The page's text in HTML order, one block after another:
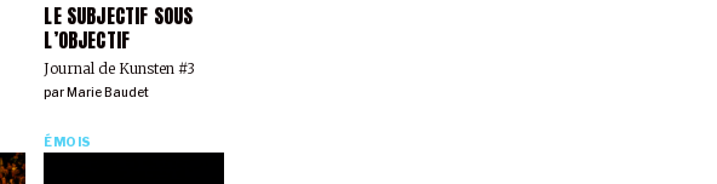
LE SUBJECTIF SOUS
L’OBJECTIF
Journal de Kunsten #3
par Marie Baudet
ÉMOIS